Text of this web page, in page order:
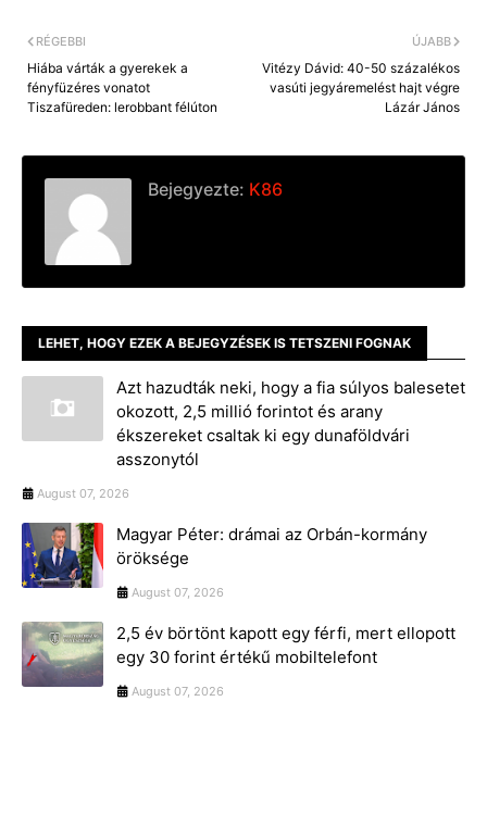
ÚJABB
Vitézy Dávid: 40-50 százalékos
vasúti jegyáremelést hajt végre
Lázár János
RÉGEBBI
Hiába várták a gyerekek a
fényfüzéres vonatot
Tiszafüreden: lerobbant félúton
Bejegyezte: K86
LEHET, HOGY EZEK A BEJEGYZÉSEK IS TETSZENI FOGNAK
Azt hazudták neki, hogy a fia súlyos balesetet
okozott, 2,5 millió forintot és arany
ékszereket csaltak ki egy dunaföldvári
asszonytól
August 07, 2026
Magyar Péter: drámai az Orbán-kormány
öröksége
August 07, 2026
2,5 év börtönt kapott egy férfi, mert ellopott
egy 30 forint értékű mobiltelefont
August 07, 2026